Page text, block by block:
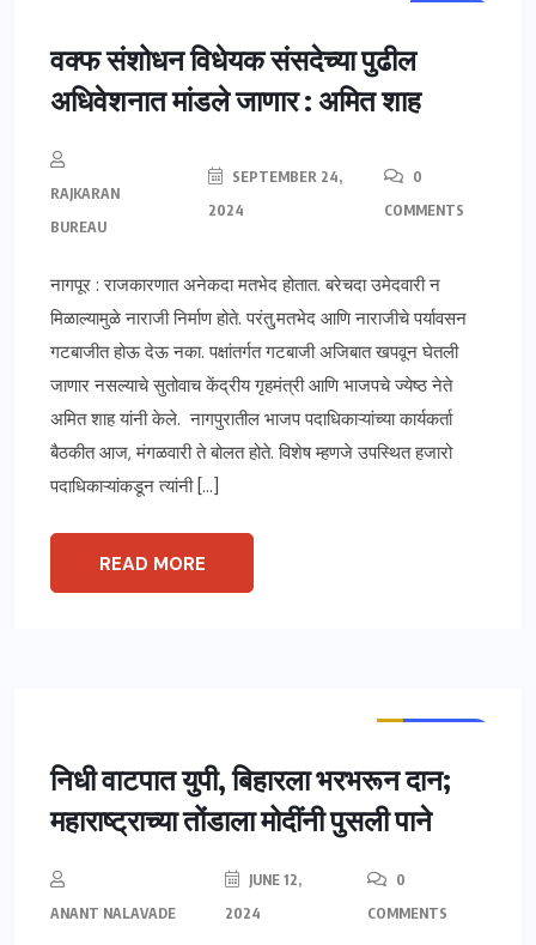
वक्फ संशोधन विधेयक संसदेच्या पुढील
अधिवेशनात मांडले जाणार : अमित शाह
RAJKARAN
BUREAU
SEPTEMBER 24,
2024
0
COMMENTS
नागपूर : राजकारणात अनेकदा मतभेद होतात. बरेचदा उमेदवारी न
मिळाल्यामुळे नाराजी निर्माण होते. परंतु,मतभेद आणि नाराजीचे पर्यावसन
गटबाजीत होऊ देऊ नका. पक्षांतर्गत गटबाजी अजिबात खपवून घेतली
जाणार नसल्याचे सुतोवाच केंद्रीय गृहमंत्री आणि भाजपचे ज्येष्ठ नेते
अमित शाह यांनी केले. नागपुरातील भाजप पदाधिकाऱ्यांच्या कार्यकर्ता
बैठकीत आज, मंगळवारी ते बोलत होते. विशेष म्हणजे उपस्थित हजारो
पदाधिकाऱ्यांकडून त्यांनी […]
READ MORE
निधी वाटपात युपी, बिहारला भरभरून दान;
महाराष्ट्राच्या तोंडाला मोदींनी पुसली पाने
ANANT NALAVADE
JUNE 12,
2024
0
COMMENTS